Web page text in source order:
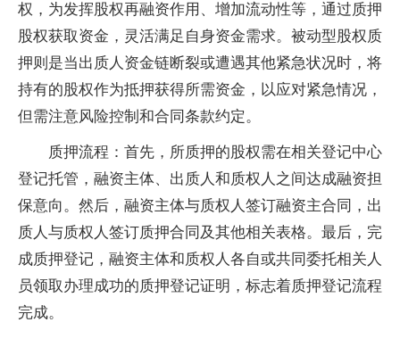
权，为发挥股权再融资作用、增加流动性等，通过质押
股权获取资金，灵活满足自身资金需求。被动型股权质
押则是当出质人资金链断裂或遭遇其他紧急状况时，将
持有的股权作为抵押获得所需资金，以应对紧急情况，
但需注意风险控制和合同条款约定。
质押流程：首先，所质押的股权需在相关登记中心
登记托管，融资主体、出质人和质权人之间达成融资担
保意向。然后，融资主体与质权人签订融资主合同，出
质人与质权人签订质押合同及其他相关表格。最后，完
成质押登记，融资主体和质权人各自或共同委托相关人
员领取办理成功的质押登记证明，标志着质押登记流程
完成。